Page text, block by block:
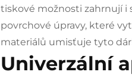
tiskové možnosti zahrnují i
povrchové úpravy, které
materiálů umisťuje tyto
Univerzální